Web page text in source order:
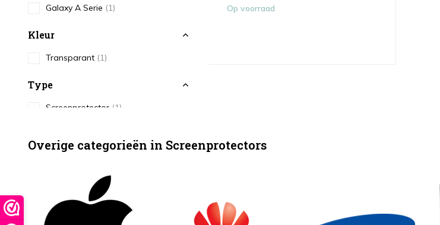
Galaxy A Serie (1)
Kleur
Transparant (1)
Type
Screenprotector (1)
Op voorraad
Overige categorieën in Screenprotectors